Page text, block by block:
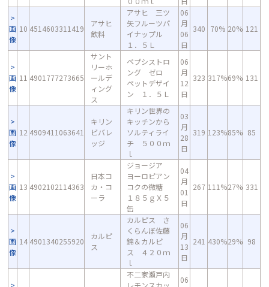
画
像
10 4514603311419
アサヒ
飲料
アサヒ 三ツ
矢フルーツパ
イナップル
１．５Ｌ
06
月
06
日
340 70% 20% 121
画
像
11 4901777273665
サント
リーホ
ールデ
ィング
ス
ペプシストロ
ング ゼロ
ペットデザイ
ン １．５Ｌ
06
月
12
日
323 317%69% 131
画
像
12 4909411063641
キリン
ビバレ
ッジ
キリン世界の
キッチンから
ソルティライ
チ ５００ｍ
ｌ
03
月
28
日
319 123%85% 85
画
像
13 4902102114363
日本コ
カ・コ
ーラ
ジョージア
ヨーロピアン
コクの微糖
１８５ｇＸ５
缶
04
月
01
日
267 111%27% 331
画
像
14 4901340255920
カルピ
ス
カルピス さ
くらんぼ佐藤
錦＆カルピ
ス ４２０ｍ
ｌ
06
月
13
日
241 430%29% 98
不二家瀬戸内
レモンスカッ
06